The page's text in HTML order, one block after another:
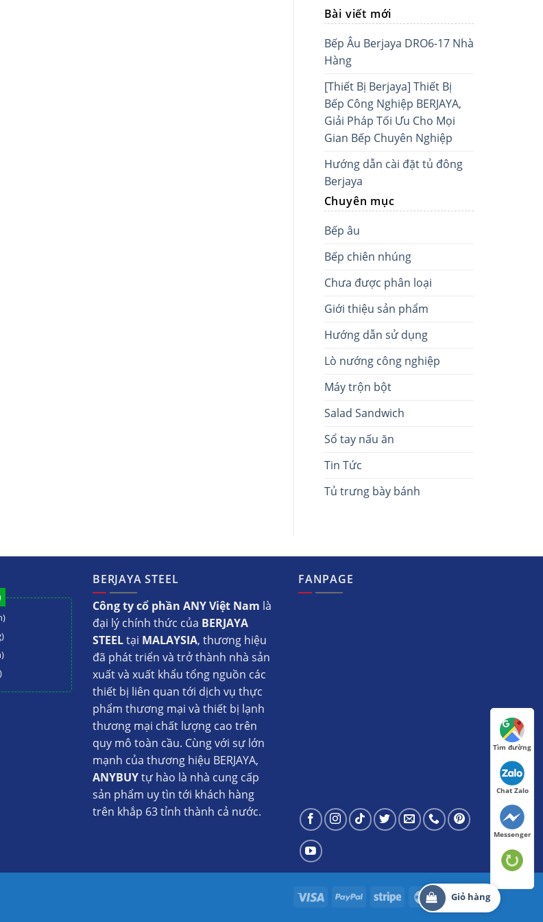
Bài viết mới
Bếp Âu Berjaya DRO6-17 Nhà
Hàng
[Thiết Bị Berjaya] Thiết Bị
Bếp Công Nghiệp BERJAYA,
Giải Pháp Tối Ưu Cho Mọi
Gian Bếp Chuyên Nghiệp
Hướng dẫn cài đặt tủ đông
Berjaya
Chuyên mục
Bếp âu
Bếp chiên nhúng
Chưa được phân loại
Giới thiệu sản phẩm
Hướng dẫn sử dụng
Lò nướng công nghiệp
Máy trộn bột
Salad Sandwich
Sổ tay nấu ăn
Tin Tức
Tủ trưng bày bánh
BERJAYA STEEL
Công ty cổ phần ANY Việt Nam là
đại lý chính thức của BERJAYA
STEELtại MALAYSIA, thương hiệu
đã phát triển và trở thành nhà sản
xuất và xuất khẩu tổng nguồn các
thiết bị liên quan tới dịch vụ thực
phẩm thương mại và thiết bị lạnh
thương mại chất lượng cao trên
quy mô toàn cầu. Cùng với sự lớn
mạnh của thương hiệu BERJAYA,
ANYBUYtự hào là nhà cung cấp
sản phẩm uy tìn tới khách hàng
trên khắp 63 tỉnh thành cả nước.
FANPAGE
Giỏ hàng
Tìm đường
Chat Zalo
Messenger